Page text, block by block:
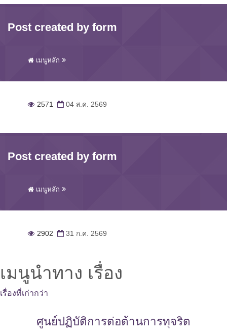
Post created by form
เมนูหลัก
2571 04 ส.ค. 2569
Post created by form
เมนูหลัก
2902 31 ก.ค. 2569
เมนูนำทาง เรื่อง
เรื่องที่เก่ากว่า
ศูนย์ปฏิบัติการต่อต้านการทุจริต